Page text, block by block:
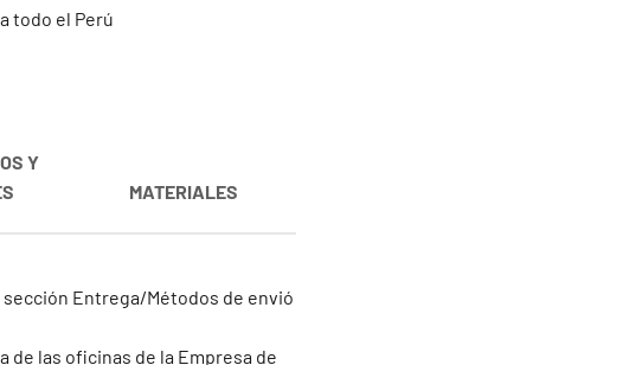
todo el Perú
Entrega/Métodos de envió
de las oficinas de la Empresa de
Y
MATERIALES